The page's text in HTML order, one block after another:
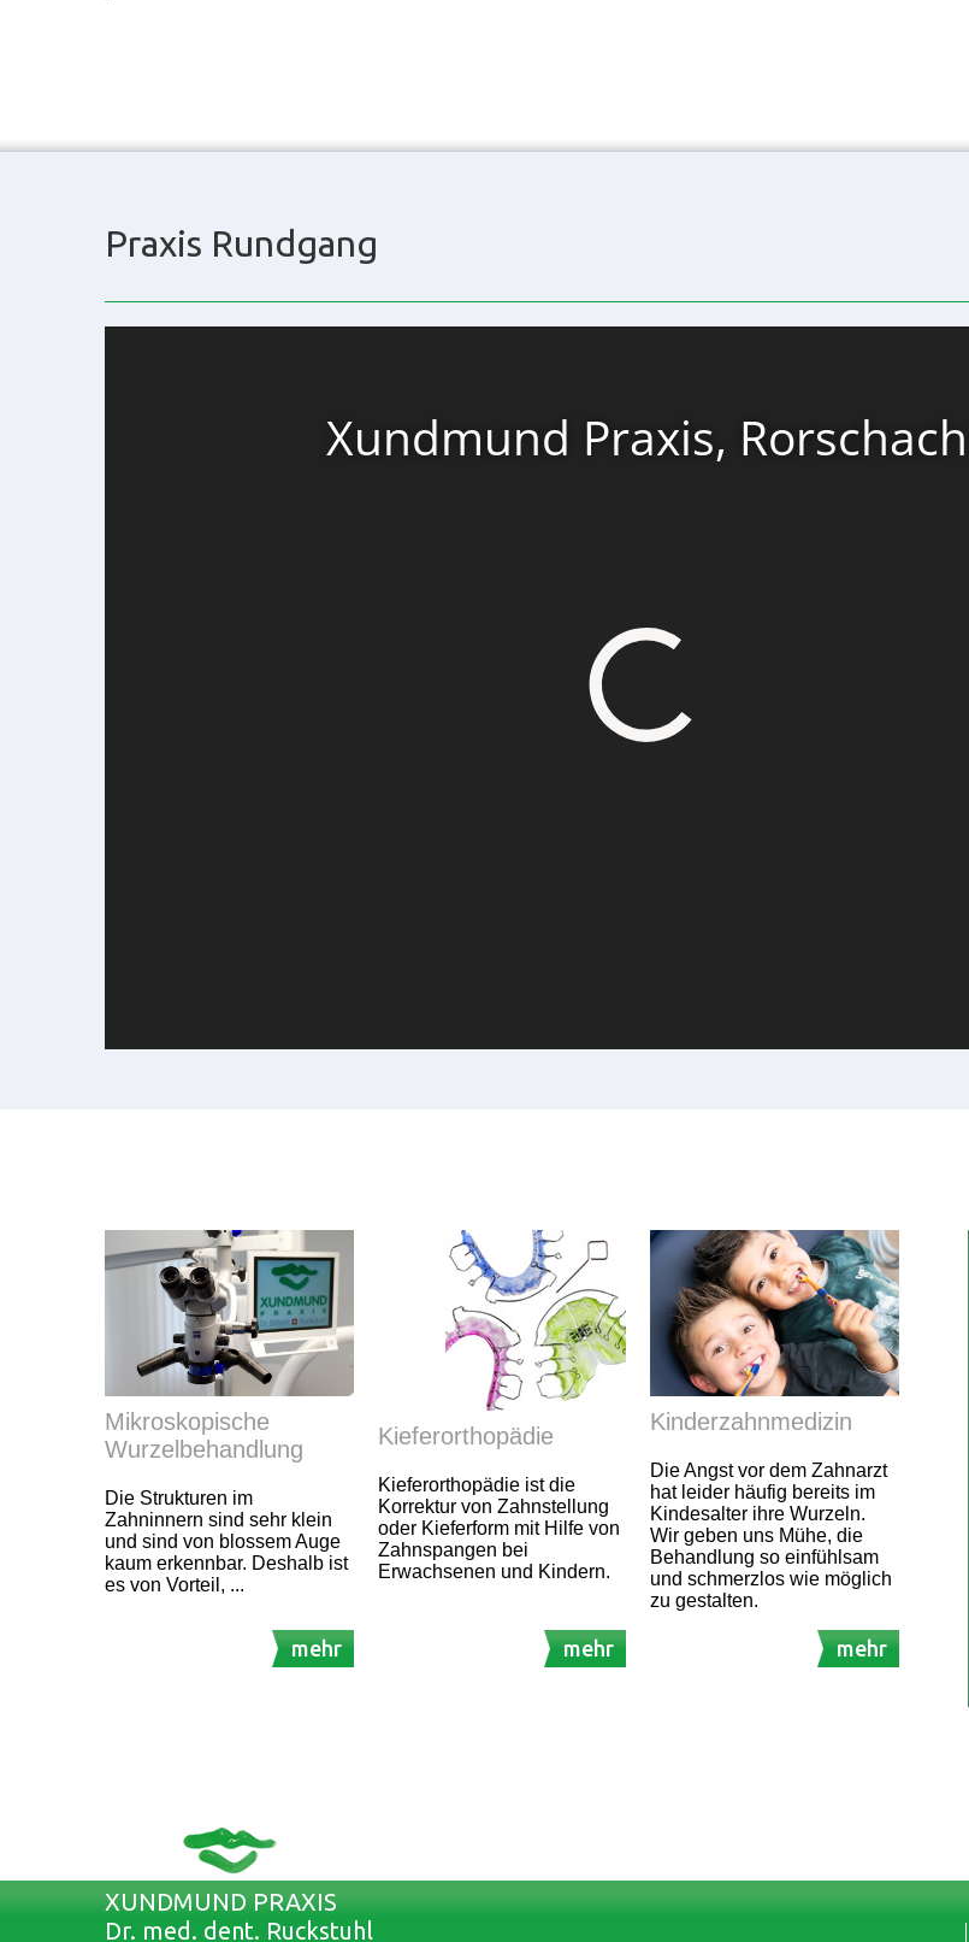
Praxis Rundgang
Mikroskopische
Wurzelbehandlung
Die Strukturen im
Zahninnern sind sehr klein
und sind von blossem Auge
kaum erkennbar. Deshalb ist
es von Vorteil, ...
mehr
Kieferorthopädie
Kieferorthopädie ist die
Korrektur von Zahnstellung
oder Kieferform mit Hilfe von
Zahnspangen bei
Erwachsenen und Kindern.
mehr
Kinderzahnmedizin
Die Angst vor dem Zahnarzt
hat leider häufig bereits im
Kindesalter ihre Wurzeln.
Wir geben uns Mühe, die
Behandlung so einfühlsam
und schmerzlos wie möglich
zu gestalten.
mehr
XUNDMUND PRAXIS
Dr. med. dent. Ruckstuhl